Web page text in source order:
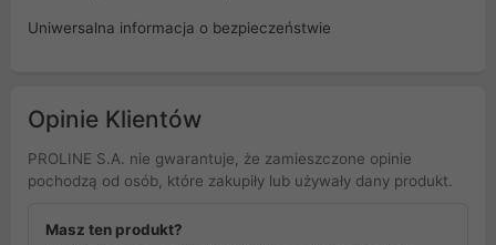
Uniwersalna informacja o bezpieczeństwie
Opinie Klientów
PROLINE S.A. nie gwarantuje, że zamieszczone opinie
pochodzą od osób, które zakupiły lub używały dany produkt.
Masz ten produkt?